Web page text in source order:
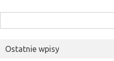
Ostatnie wpisy